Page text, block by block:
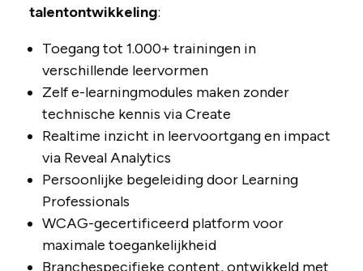
talentontwikkeling:
Toegang tot 1.000+ trainingen in
verschillende leervormen
Zelf e-learningmodules maken zonder
technische kennis via Create
Realtime inzicht in leervoortgang en impact
via Reveal Analytics
Persoonlijke begeleiding door Learning
Professionals
WCAG-gecertificeerd platform voor
maximale toegankelijkheid
Branchespecifieke content, ontwikkeld met